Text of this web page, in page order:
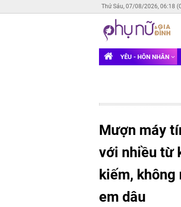
Thứ Sáu, 07/08/2026, 06:18
YÊU - HÔN NHÂN
Mượn máy
với nhiều từ
kiếm, không
em dâu